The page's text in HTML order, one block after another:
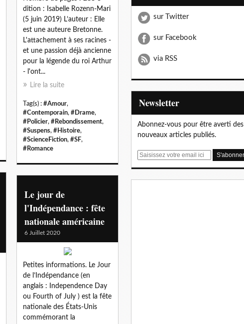
dition : Isabelle Rozenn-Mari
(5 juin 2019) L’auteur : Elle
est une auteure Bretonne.
L'attachement à ses racines -
et une passion déjà ancienne
pour la légende du roi Arthur
- l'ont...
Lire la suite
Tag(s) : #Amour,
#Contemporain, #Drame,
#Policier, #Rebondissement,
#Suspens, #Histoire,
#ScienceFiction, #SF,
#Romance
Le jour de
l'Indépendance : fête
nationale américaine
6 Juillet 2020
Petites informations. Le Jour
de l’Indépendance (en
anglais : Independence Day
ou Fourth of July ) est la fête
nationale des États-Unis
commémorant la
sur Twitter
sur Facebook
via RSS
Newsletter
Abonnez-vous pour être averti des
nouveaux articles publiés.
E